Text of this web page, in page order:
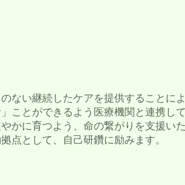
ない継続したケアを提供することに
ことができるよう医療機関と連携し
かに育つよう、命の繋がりを支援いた
点として、自己研鑽に励みます。